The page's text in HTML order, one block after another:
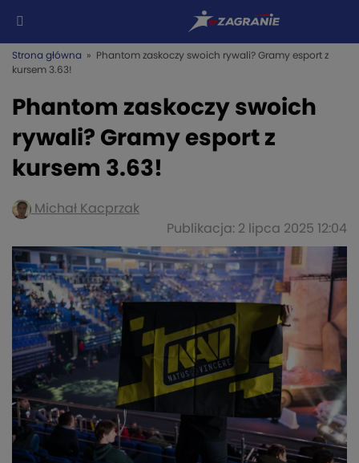
Strona główna » Phantom zaskoczy swoich rywali? Gramy esport z
kursem 3.63!
Phantom zaskoczy swoich
rywali? Gramy esport z
kursem 3.63!
Michał Kacprzak
Publikacja: 2 lipca 2025 12:04